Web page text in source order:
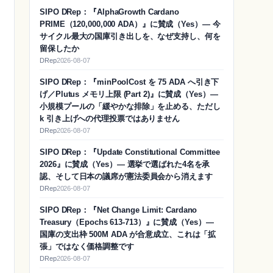
SIPO DRep：『AlphaGrowth Cardano
PRIME（120,000,000 ADA）』に賛成（Yes）― 今
サイクル最大の国庫引き出しを、なぜ支持し、何を
留保したか
DRep2026-08-07
SIPO DRep：『minPoolCost を 75 ADA へ引き下
げ／Plutus メモリ上限 (Part 2)』に賛成（Yes）―
小規模プールの「緩やかな排除」を止める、ただし
k 引き上げへの代理投票ではありません
DRep2026-08-07
SIPO DRep：『Update Constitutional Committee
2026』に賛成（Yes）― 選挙で選ばれた4名を承
認、そして日本の議席が憲法委員会から消えます
DRep2026-08-07
SIPO DRep：『Net Change Limit: Cardano
Treasury（Epochs 613-713）』に賛成（Yes）―
国庫の支出枠 500M ADA が合意成立、これは「拡
張」ではなく価格調整です
DRep2026-08-07